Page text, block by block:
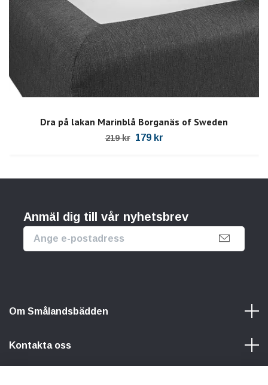
Dra på lakan Marinblå Borganäs of Sweden
219 kr 179 kr
Anmäl dig till vår nyhetsbrev
Om Smålandsbädden
Kontakta oss